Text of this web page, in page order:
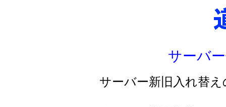
サーバ
サーバー新旧入れ替